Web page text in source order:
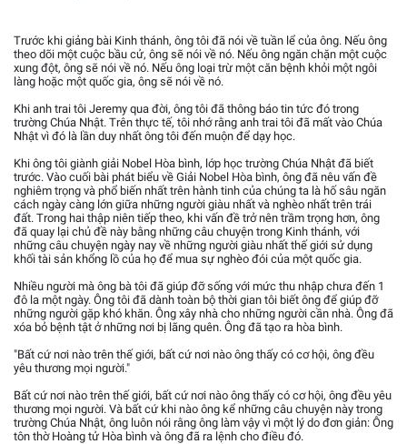
Trước khi giảng bài Kinh thánh, ông tôi đã nói về tuần lể của ông. Nếu ông
theo dõi một cuộc bầu cử, ông sẽ nói về nó. Nếu ông ngăn chặn một cuộc
xung đột, ông sẽ nói về nó. Nếu ông loại trừ một căn bệnh khỏi một ngôi
làng hoặc một quốc gia, ông sẽ nói về nó.
Khi anh trai tôi Jeremy qua đời, ông tôi đã thông báo tin tức đó trong
trường Chúa Nhật. Trên thực tế, tôi nhớ rằng anh trai tôi đã mất vào Chúa
Nhật vì đó là lần duy nhất ông tôi đến muộn để dạy học.
Khi ông tôi giành giải Nobel Hòa bình, lớp học trường Chúa Nhật đã biết
trước. Vào cuối bài phát biểu về Giải Nobel Hòa bình, ông đã nêu vấn đề
nghiêm trọng và phổ biến nhất trên hành tinh của chúng ta là hố sâu ngăn
cách ngày càng lớn giữa những người giàu nhất và nghèo nhất trên trái
đất. Trong hai thập niên tiếp theo, khi vấn đề trở nên trầm trọng hơn, ông
đã quay lại chủ đề này bằng những câu chuyện trong Kinh thánh, với
những câu chuyện ngày nay về những người giàu nhất thế giới sử dụng
khối tài sản khổng lồ của họ để mua sự nghèo đói của một quốc gia.
Nhiều người mà ông bà tôi đã giúp đỡ sống với mức thu nhập chưa đến 1
đô la một ngày. Ông tôi đã dành toàn bộ thời gian tôi biết ông để giúp đỡ
những người gặp khó khăn. Ông xây nhà cho những người cần nhà. Ông đã
xóa bỏ bệnh tật ở những nơi bị lãng quên. Ông đã tạo ra hòa bình.
"Bất cứ nơi nào trên thế giới, bất cứ nơi nào ông thấy có cơ hội, ông đều
yêu thương mọi người."
Bất cứ nơi nào trên thế giới, bất cứ nơi nào ông thấy có cơ hội, ông đều yêu
thương mọi người. Và bất cứ khi nào ông kể những câu chuyện này trong
trường Chúa Nhật, ông luôn nói rằng ông làm vậy vì một lý do đơn giản: Ông
tôn thờ Hoàng tử Hòa bình và ông đã ra lệnh cho điều đó.